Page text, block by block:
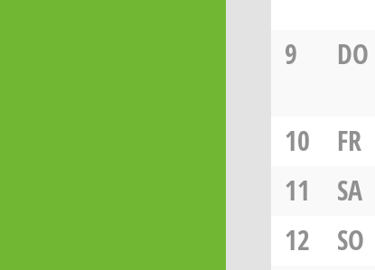
9 DO
10
FR
11
SA
12
SO